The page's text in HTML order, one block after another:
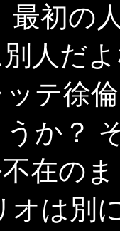
最初の
人だ
テ徐
か？
在の
オは別